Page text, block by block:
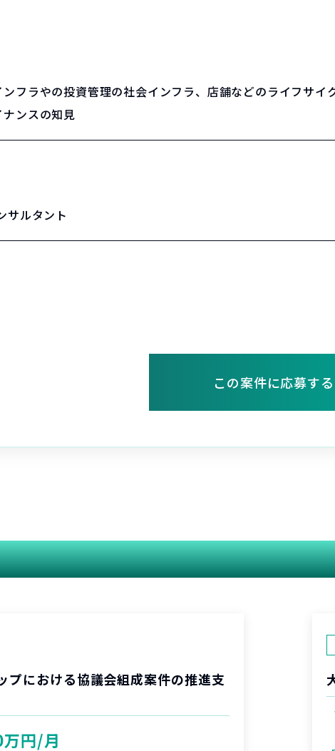
ンフラやの投資管理の社会インフラ、店舗などのライフサイ
ナンスの知見
サルタント
この案件に応募する
関連する
プにおける協議会組成案件の推進支
円/月